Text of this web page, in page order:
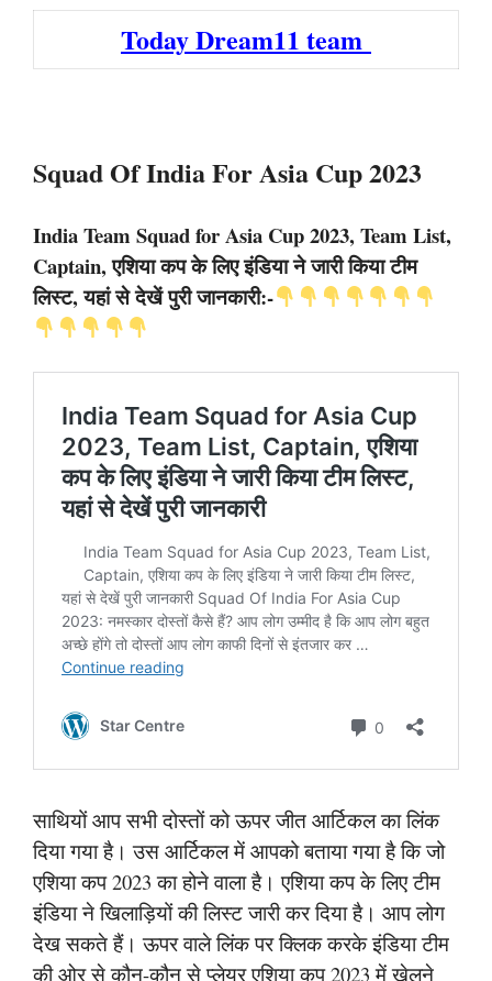
Today Dream11 team
Squad Of India For Asia Cup 2023
India Team Squad for Asia Cup 2023, Team List,
Captain, एशिया कप के लिए इंडिया ने जारी किया टीम
लिस्ट, यहां से देखें पुरी जानकारी:-
साथियों आप सभी दोस्तों को ऊपर जीत आर्टिकल का लिंक
दिया गया है। उस आर्टिकल में आपको बताया गया है कि जो
एशिया कप 2023 का होने वाला है। एशिया कप के लिए टीम
इंडिया ने खिलाड़ियों की लिस्ट जारी कर दिया है। आप लोग
देख सकते हैं। ऊपर वाले लिंक पर क्लिक करके इंडिया टीम
की ओर से कौन-कौन से प्लेयर एशिया कप 2023 में खेलने